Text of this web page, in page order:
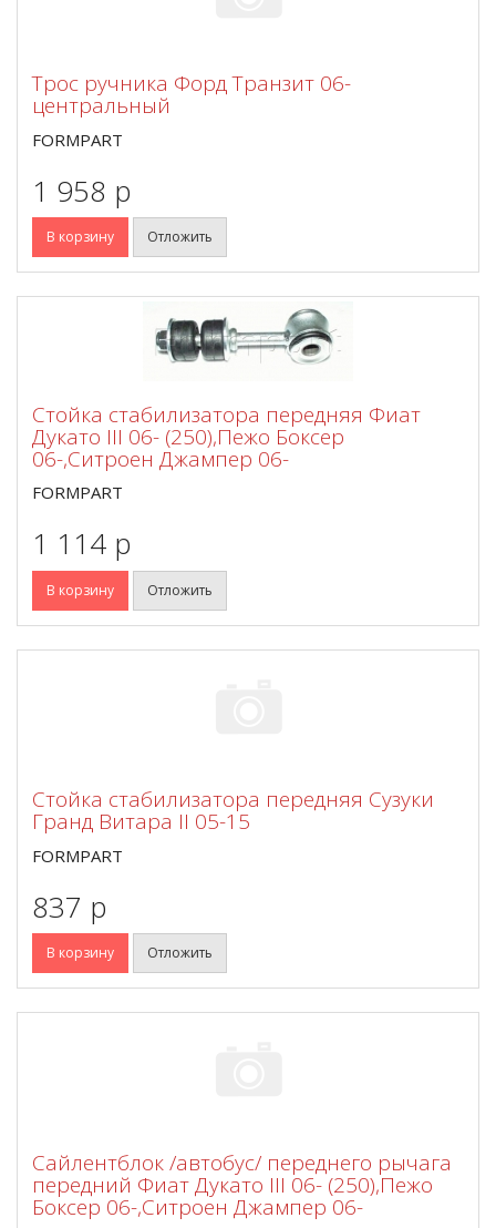
Трос ручника Форд Транзит 06-
центральный
FORMPART
1 958 p
В корзину Отложить
Стойка стабилизатора передняя Фиат
Дукато III 06- (250),Пежо Боксер
06-,Ситроен Джампер 06-
FORMPART
1 114 p
В корзину Отложить
Стойка стабилизатора передняя Сузуки
Гранд Витара II 05-15
FORMPART
837 p
В корзину Отложить
Сайлентблок /автобус/ переднего рычага
передний Фиат Дукато III 06- (250),Пежо
Боксер 06-,Ситроен Джампер 06-